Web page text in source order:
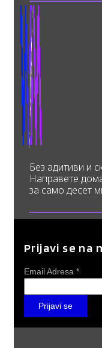
Без адитиви и
Направете
за само десет
Prijavi se na
Email Adresa *